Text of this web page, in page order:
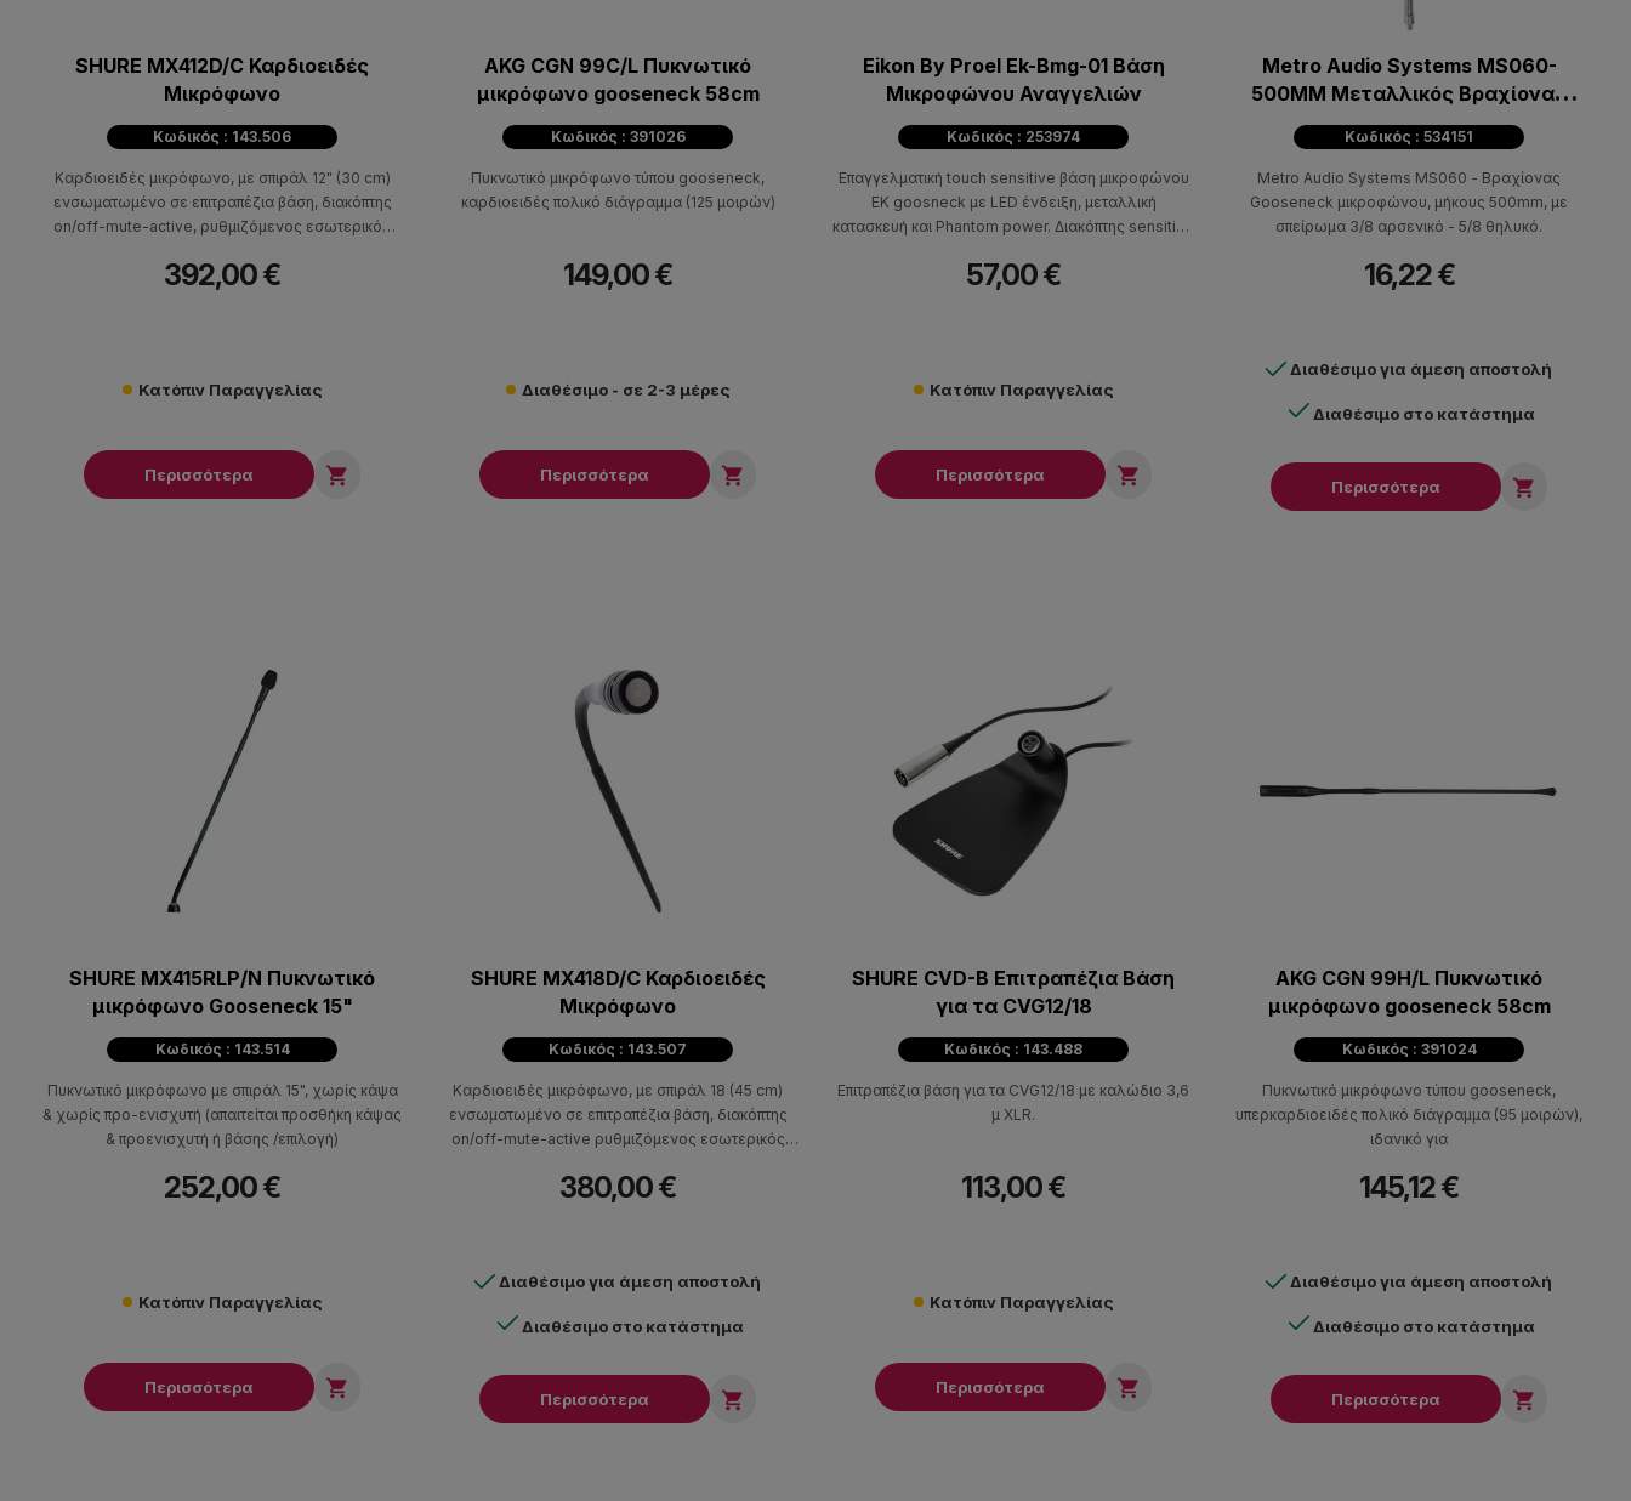
SHURE MX412D/C Καρδιοειδές
Μικρόφωνο
Κωδικός : 143.506
Καρδιοειδές μικρόφωνο, με σπιράλ 12" (30 cm)
ενσωματωμένο σε επιτραπέζια βάση, διακόπτης
οn/off-mute-active, ρυθμιζόμενος εσωτερικός
392,00 €
Κατόπιν Παραγγελίας
Περισσότερα 
AKG CGN 99C/L Πυκνωτικό
μικρόφωνο gooseneck 58cm
Κωδικός : 391026
Πυκνωτικό μικρόφωνο τύπου gooseneck,
καρδιοειδές πολικό διάγραμμα (125 μοιρών)
149,00 €
Διαθέσιμο - σε 2-3 μέρες
Περισσότερα 
Eikon By Proel Ek-Bmg-01 Βάση
Μικροφώνου Αναγγελιών
Κωδικός : 253974
Επαγγελματική touch sensitive βάση μικροφώνου
EK goosneck με LED ένδειξη, μεταλλική
κατασκευή και Phantom power. Διακόπτης sensitive
57,00 €
Κατόπιν Παραγγελίας
Περισσότερα 
Metro Audio Systems MS060-
500MM Μεταλλικός Βραχίονας
Gooseneck
Κωδικός : 534151
Metro Audio Systems MS060 - Βραχίονας
Gooseneck μικροφώνου, μήκους 500mm, με
σπείρωμα 3/8 αρσενικό - 5/8 θηλυκό.
16,22 €
Διαθέσιμο για άμεση αποστολή
Διαθέσιμο στο κατάστημα
Περισσότερα 
SHURE MX415RLP/N Πυκνωτικό
μικρόφωνο Gooseneck 15"
Κωδικός : 143.514
Πυκνωτικό μικρόφωνο με σπιράλ 15", χωρίς κάψα
& χωρίς προ-ενισχυτή (απαιτείται προσθήκη κάψας
& προενισχυτή ή βάσης /επιλογή)
252,00 €
Κατόπιν Παραγγελίας
Περισσότερα 
SHURE MX418D/C Καρδιοειδές
Μικρόφωνο
Κωδικός : 143.507
Καρδιοειδές μικρόφωνο, με σπιράλ 18 (45 cm)
ενσωματωμένο σε επιτραπέζια βάση, διακόπτης
οn/off-mute-active ρυθμιζόμενος εσωτερικός
380,00 €
Διαθέσιμο για άμεση αποστολή
Διαθέσιμο στο κατάστημα
Περισσότερα 
SHURE CVD-B Επιτραπέζια Βάση
για τα CVG12/18
Κωδικός : 143.488
Επιτραπέζια βάση για τα CVG12/18 με καλώδιο 3,6
μ XLR.
113,00 €
Κατόπιν Παραγγελίας
Περισσότερα 
AKG CGN 99H/L Πυκνωτικό
μικρόφωνο gooseneck 58cm
Κωδικός : 391024
Πυκνωτικό μικρόφωνο τύπου gooseneck,
υπερκαρδιοειδές πολικό διάγραμμα (95 μοιρών),
ιδανικό για
145,12 €
Διαθέσιμο για άμεση αποστολή
Διαθέσιμο στο κατάστημα
Περισσότερα 